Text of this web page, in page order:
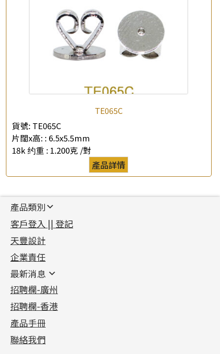
TE065C
貨號: TE065C
片闊x高: : 6.5x5.5mm
18k 约重 : 1.200克 /對
產品詳情
產品類別
新產品
足金系列
足金配件
機織鏈系列
珠仔鏈
镶口链
管狀網鏈
十字車花鏈系列
十字閃O鏈系列
十字錘打鏈系列
側身車花鏈系列
側身鏈系列
首飾配件
耳環類配件
卷迫系列
螺絲迫系列
梅花迫系列
平臺迫系列
綫拍系列
美拍系列
鏈類配件
動感車花吊墜
調節珠系列
生圈扣系列
龍蝦扣系列
鴨俐制系列
其他類配件
珠盤系列
袖口鈕系列
焊片及鐳射綫
空心車花管
珠類配件
無孔光身珠
空心光身珠
無孔批花珠
鑲口類
四爪頭系列
六爪頭系列
車花片
動感車花片
鑲口戒指
鑲口手鏈系列
首飾系列
手镯系列
戒指系列
空心耳環
空心车花管首饰链
空心手鐲系列
貴金屬原料
千足金
記憶金屬系列
記憶戒指
拉簧珠珠手鏈
記憶鈦手鐲
客戶登入 || 登記
天豐設計
企業責任
最新消息
最新消息
各項證書(2)
相片集(9)
展覽會資訊
最新產品資訊
招聘欄-廣州
招聘欄-香港
產品手冊
聯絡我們